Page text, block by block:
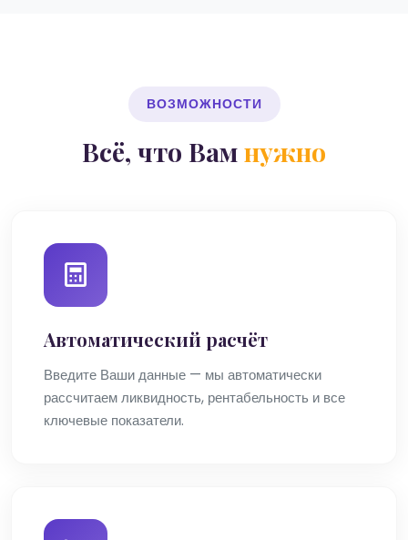
ВОЗМОЖНОСТИ
Всё, что Вамнужно
Автоматический расчёт
Введите Ваши данные — мы автоматически
рассчитаем ликвидность, рентабельность и все
ключевые показатели.